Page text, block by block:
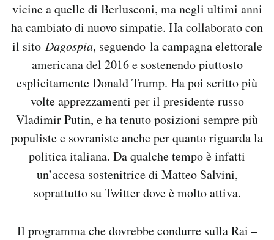
vicine a quelle di Berlusconi, ma negli ultimi anni
ha cambiato di nuovo simpatie. Ha collaborato con
il sito Dagospia, seguendo la campagna elettorale
americana del 2016 e sostenendo piuttosto
esplicitamente Donald Trump. Ha poi scritto più
volte apprezzamenti per il presidente russo
Vladimir Putin, e ha tenuto posizioni sempre più
populiste e sovraniste anche per quanto riguarda la
politica italiana. Da qualche tempo è infatti
un’accesa sostenitrice di Matteo Salvini,
soprattutto su Twitter dove è molto attiva.
Il programma che dovrebbe condurre sulla Rai –